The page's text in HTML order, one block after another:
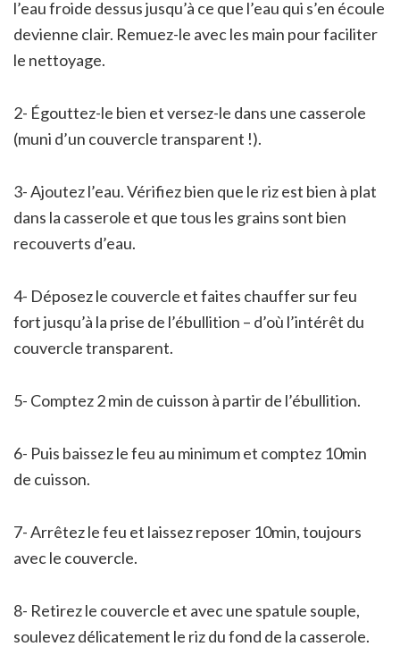
l’eau froide dessus jusqu’à ce que l’eau qui s’en écoule
devienne clair. Remuez-le avec les main pour faciliter
le nettoyage.
2- Égouttez-le bien et versez-le dans une casserole
(muni d’un couvercle transparent !).
3- Ajoutez l’eau. Vérifiez bien que le riz est bien à plat
dans la casserole et que tous les grains sont bien
recouverts d’eau.
4- Déposez le couvercle et faites chauffer sur feu
fort jusqu’à la prise de l’ébullition – d’où l’intérêt du
couvercle transparent.
5- Comptez 2 min de cuisson à partir de l’ébullition.
6- Puis baissez le feu au minimum et comptez 10min
de cuisson.
7- Arrêtez le feu et laissez reposer 10min, toujours
avec le couvercle.
8- Retirez le couvercle et avec une spatule souple,
soulevez délicatement le riz du fond de la casserole.